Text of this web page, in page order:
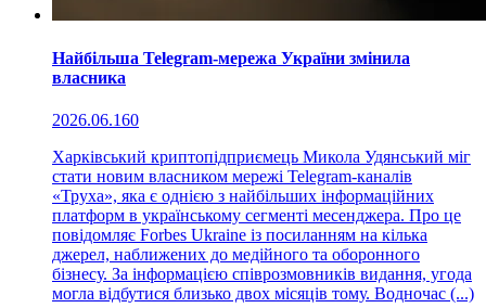
Найбільша Telegram-мережа України змінила
власника
2026.06.160
Харківський криптопідприємець Микола Удянський міг
стати новим власником мережі Telegram-каналів
«Труха», яка є однією з найбільших інформаційних
платформ в українському сегменті месенджера. Про це
повідомляє Forbes Ukraine із посиланням на кілька
джерел, наближених до медійного та оборонного
бізнесу. За інформацією співрозмовників видання, угода
могла відбутися близько двох місяців тому. Водночас (...)